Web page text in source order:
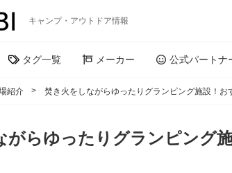
キャンプ・アウトドア情報
タグ一覧 メーカー 公式パートナ
紹介 焚き火をしながらゆったりグランピング施設！お
がらゆったりグランピング